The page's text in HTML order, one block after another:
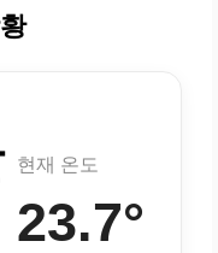
현재 온도
23.7°